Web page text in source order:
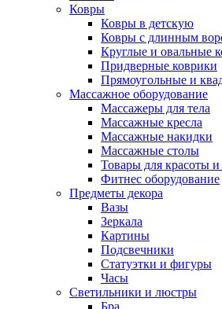
Ковры
Ковры в детскую
Ковры с длинным
Круглые и овальные
Придверные коврики
Прямоугольные и
Массажное оборудование
Массажеры для тела
Массажные кресла
Массажные накидки
Массажные столы
Товары для красоты и
Фитнес оборудование
Предметы декора
Вазы
Зеркала
Картины
Подсвечники
Статуэтки и фигуры
Часы
Светильники и люстры
Бра